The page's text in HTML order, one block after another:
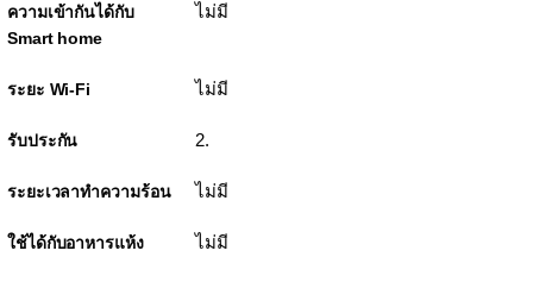
ความเข้ากันได้กับ
Smart home
ไม่มี
ระยะ Wi-Fi ไม่มี
รับประกัน 2.
ระยะเวลาทำความร้อน ไม่มี
ใช้ได้กับอาหารแห้ง ไม่มี